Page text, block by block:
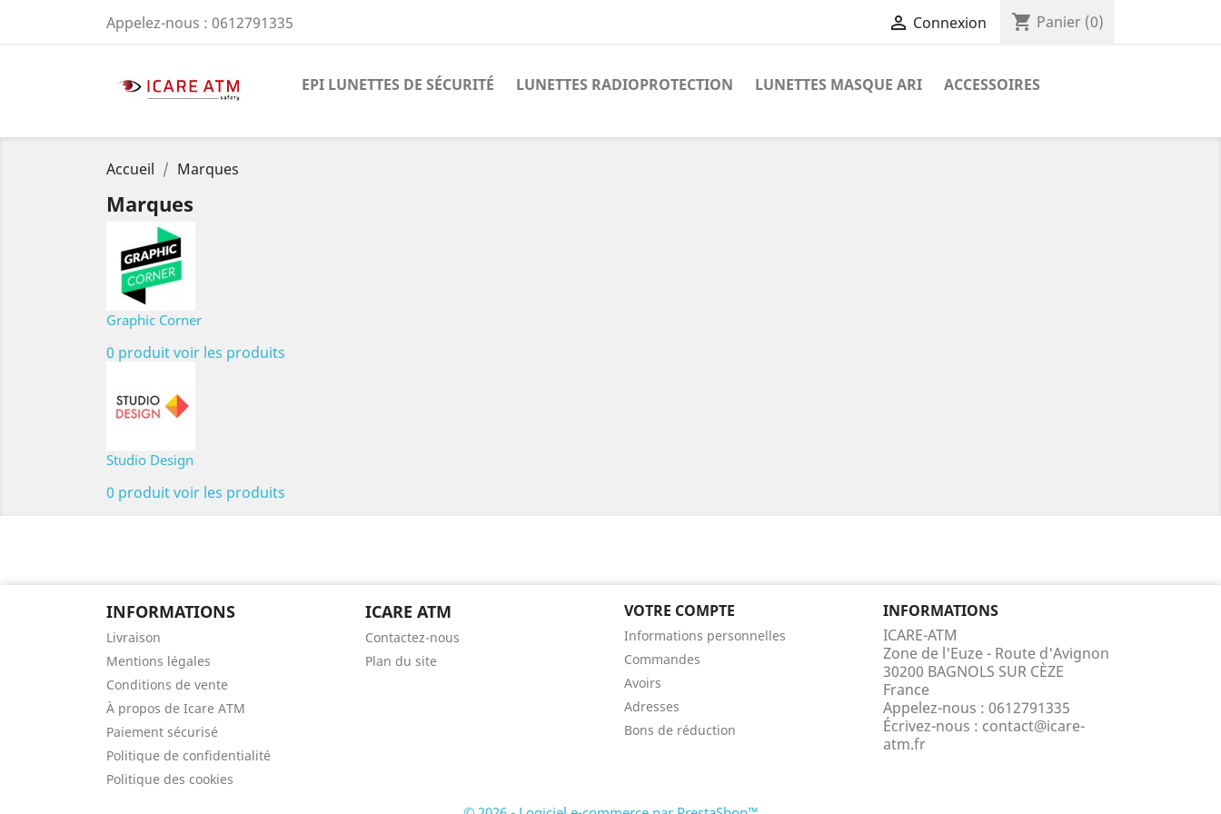
Appelez-nous : 0612791335  Connexion shopping_cart Panier (0)
EPI LUNETTES DE SÉCURITÉ LUNETTES RADIOPROTECTION LUNETTES MASQUE ARI ACCESSOIRES
Accueil Marques
Marques
Graphic Corner
0 produitvoir les produits
Studio Design
0 produitvoir les produits
INFORMATIONS
Livraison
Mentions légales
Conditions de vente
À propos de Icare ATM
Paiement sécurisé
Politique de confidentialité
Politique des cookies
ICARE ATM
Contactez-nous
Plan du site
VOTRE COMPTE
Informations personnelles
Commandes
Avoirs
Adresses
Bons de réduction
INFORMATIONS
ICARE-ATM
Zone de l'Euze - Route d'Avignon
30200 BAGNOLS SUR CÈZE
France
Appelez-nous : 0612791335
Écrivez-nous : contact@icare-
atm.fr